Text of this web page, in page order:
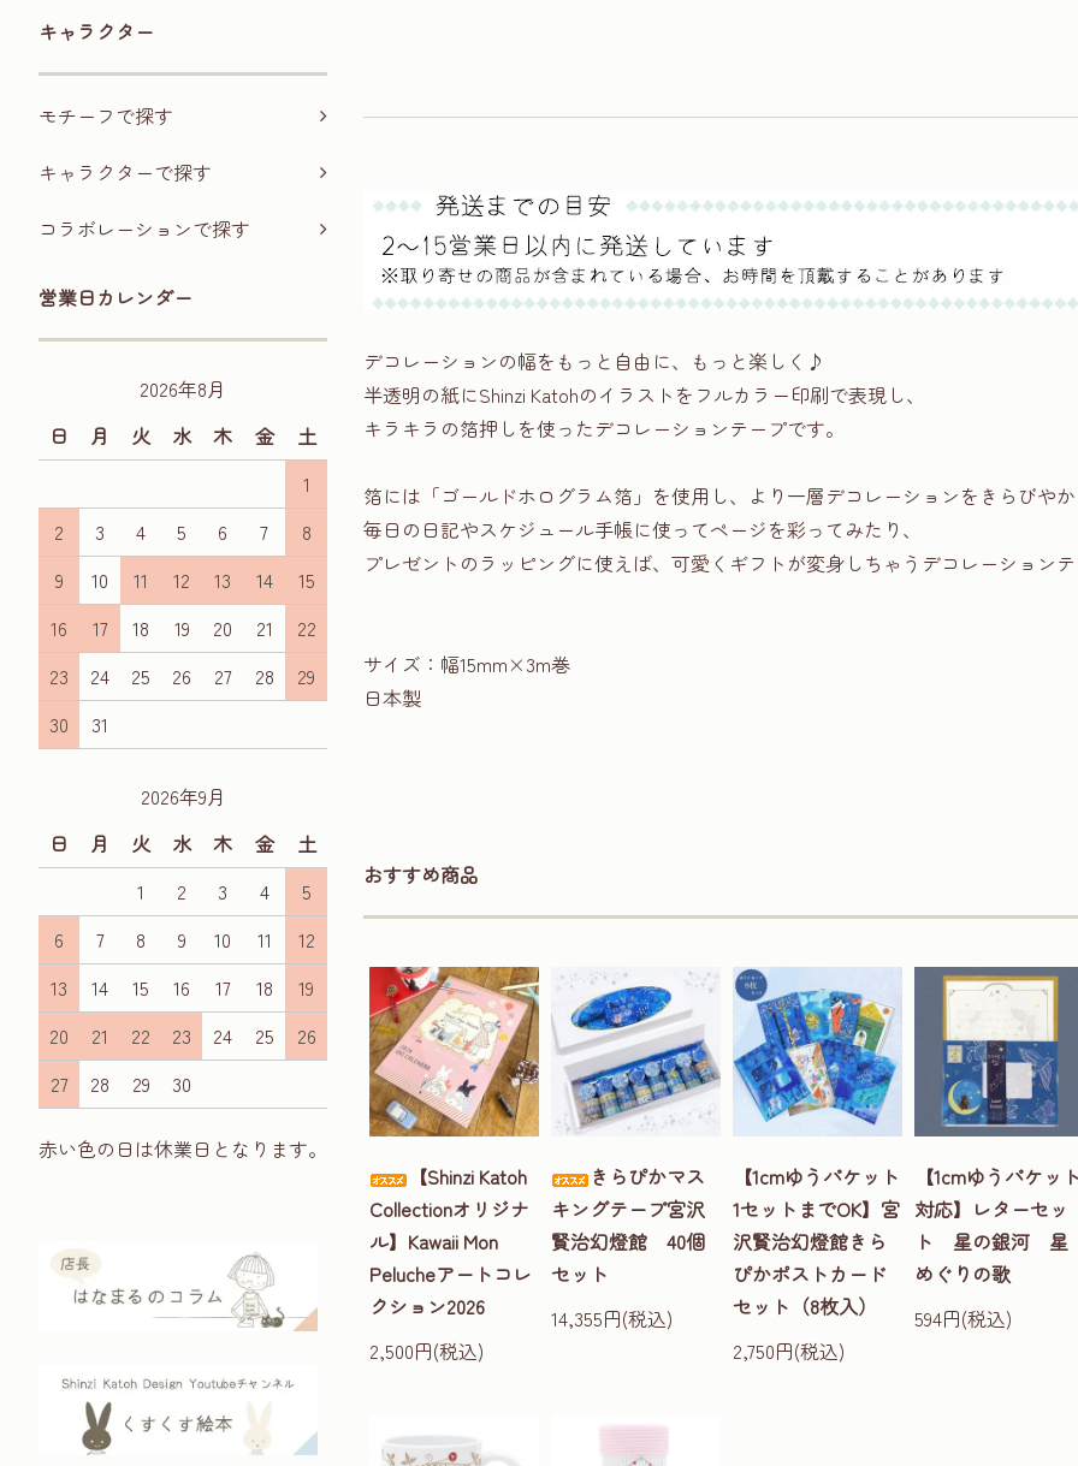
キャラクター
モチーフで探す
キャラクターで探す
コラボレーションで探す
営業日カレンダー
2026年8月
日
月 火 水 木 金
土
1
2
3 4 5 6 7
8
9
10 11 12 13 14
15
16
17 18 19 20 21
22
23
24 25 26 27 28
29
30
31
2026年9月
日
月 火 水 木 金
土
1
2 3 4
5
6
7 8 9 10 11
12
13
14 15 16 17 18
19
20
21 22 23 24 25
26
27
28 29 30
赤い色の日は休業日となります。
デコレーションの幅をもっと自由に、もっと楽しく♪
半透明の紙にShinzi Katohのイラストをフルカラー印刷で表現し、
キラキラの箔押しを使ったデコレーションテープです。
箔には「ゴールドホログラム箔」を使用し、より一層デコレーションをきらびやか
毎日の日記やスケジュール手帳に使ってページを彩ってみたり、
プレゼントのラッピングに使えば、可愛くギフトが変身しちゃうデコレーション
サイズ：幅15mm×3m巻
日本製
おすすめ商品
【Shinzi Katoh
Collectionオリジナ
ル】Kawaii Mon
Pelucheアートコレ
クション2026
2,500円(税込)
きらぴかマス
キングテープ宮沢
賢治幻燈館 40個
セット
14,355円(税込)
【1cmゆうパケット
1セットまでOK】宮
沢賢治幻燈館きら
ぴかポストカード
セット（8枚入）
2,750円(税込)
【1cmゆうパケット
対応】レターセッ
ト 星の銀河 星
めぐりの歌
594円(税込)